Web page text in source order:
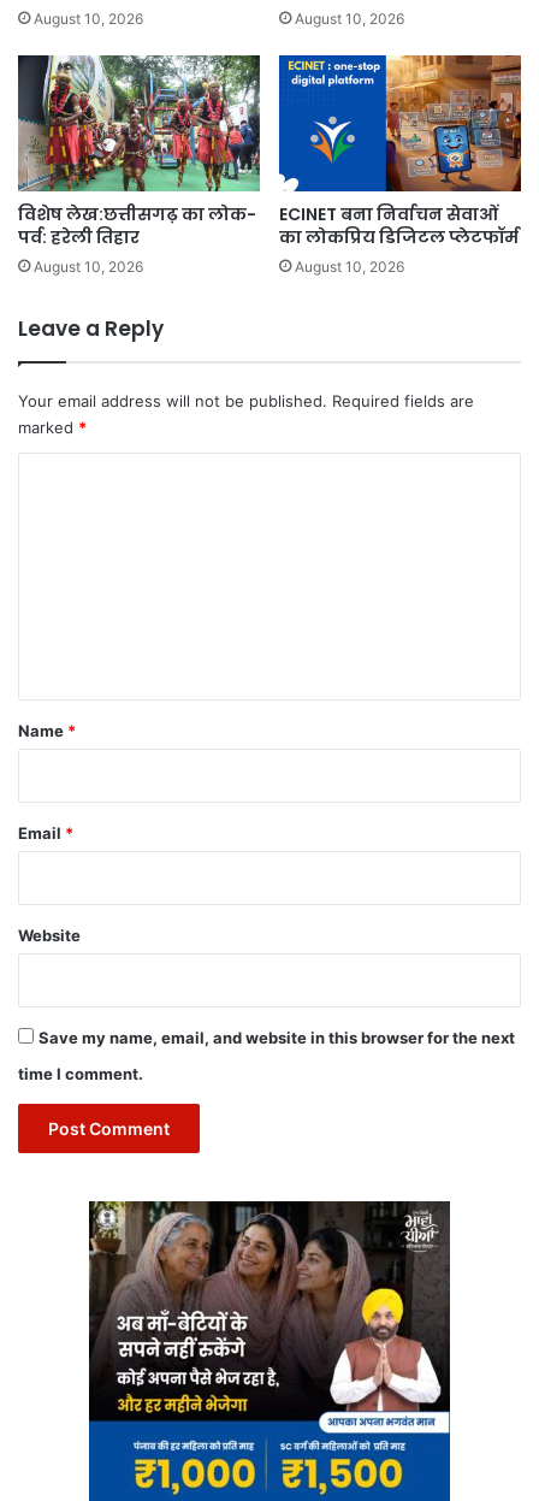
August 10, 2026 August 10, 2026
विशेष लेख:छत्तीसगढ़ का लोक-
पर्व: हरेली तिहार
August 10, 2026
ECINET बना निर्वाचन सेवाओं
का लोकप्रिय डिजिटल प्लेटफॉर्म
August 10, 2026
Leave a Reply
Your email address will not be published. Required fields are
marked *
*
Name *
Email *
Website
Save my name, email, and website in this browser for the next
time I comment.